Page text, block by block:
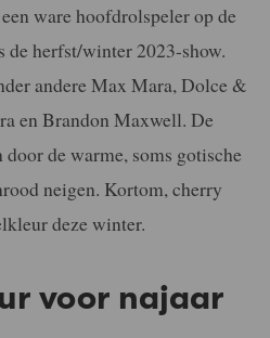
ware hoofdrolspeler op de
herfst/winter 2023-show.
andere Max Mara, Dolce &
en Brandon Maxwell. De
de warme, soms gotische
neigen. Kortom, cherry
deze winter.
voor najaar